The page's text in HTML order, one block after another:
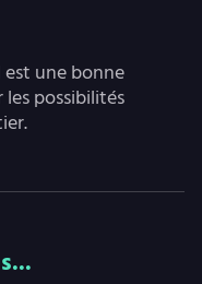
une bonne
possibilités